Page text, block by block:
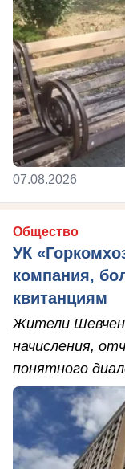
07.08.2026
Общество
УК
компания,
квитанциям
Жители
начисления,
понятного